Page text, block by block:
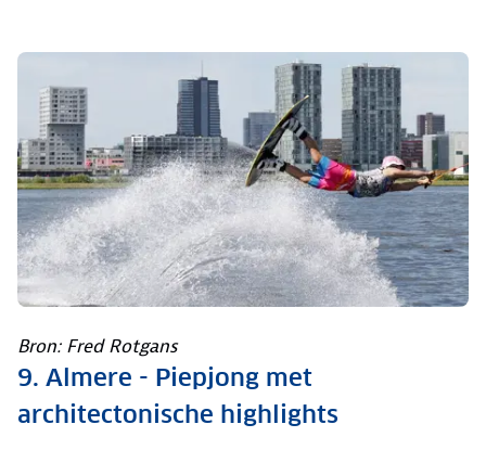
Bron: Fred Rotgans
9. Almere - Piepjong met
architectonische highlights